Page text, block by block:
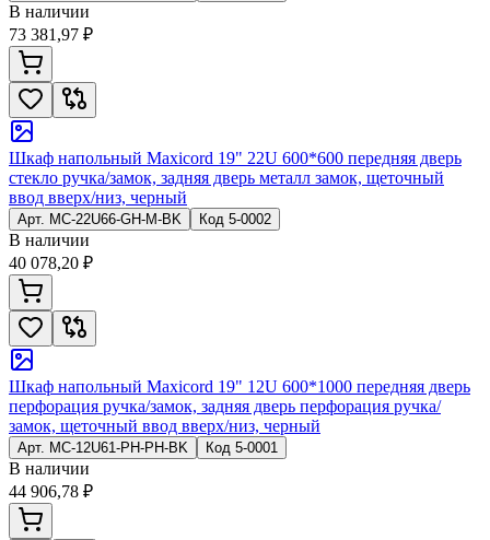
В наличии
73 381,97 ₽
Шкаф напольный Maxicord 19" 22U 600*600 передняя дверь
стекло ручка/замок, задняя дверь металл замок, щеточный
ввод вверх/низ, черный
Арт. MC-22U66-GH-M-BK Код 5-0002
В наличии
40 078,20 ₽
Шкаф напольный Maxicord 19" 12U 600*1000 передняя дверь
перфорация ручка/замок, задняя дверь перфорация ручка/
замок, щеточный ввод вверх/низ, черный
Арт. MC-12U61-PH-PH-BK Код 5-0001
В наличии
44 906,78 ₽